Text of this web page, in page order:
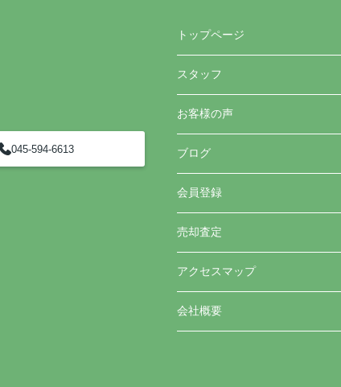
045-594-6613
トップページ
スタッフ
お客様の声
ブログ
会員登録
売却査定
アクセスマップ
会社概要